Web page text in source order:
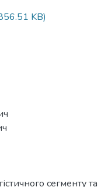
KB)
сегменту та